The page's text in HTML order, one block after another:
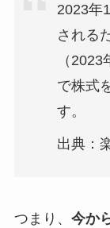
2023年
される
（
で株式
す。
出典：
つまり、 今か